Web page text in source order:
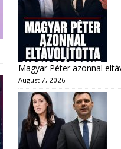
Magyar Péter azonnal
August 7, 2026